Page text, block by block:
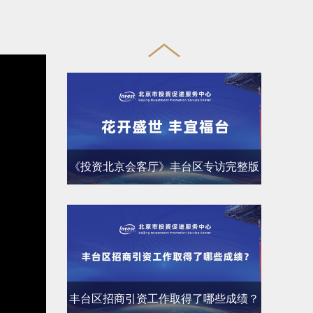
《投资北京会客厅》丰台区专访完整版
丰台区招商引资工作取得了哪些成绩？